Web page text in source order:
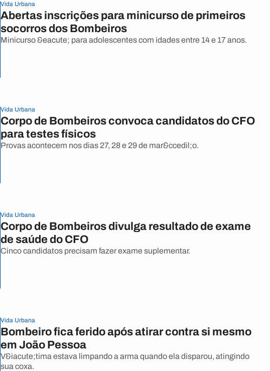
Vida Urbana
Abertas inscrições para minicurso de primeiros
socorros dos Bombeiros
Minicurso &eacute; para adolescentes com idades entre 14 e 17 anos.
Vida Urbana
Corpo de Bombeiros convoca candidatos do CFO
para testes físicos
Provas acontecem nos dias 27, 28 e 29 de mar&ccedil;o.
Vida Urbana
Corpo de Bombeiros divulga resultado de exame
de saúde do CFO
Cinco candidatos precisam fazer exame suplementar.
Vida Urbana
Bombeiro fica ferido após atirar contra si mesmo
em João Pessoa
V&iacute;tima estava limpando a arma quando ela disparou, atingindo
sua coxa.